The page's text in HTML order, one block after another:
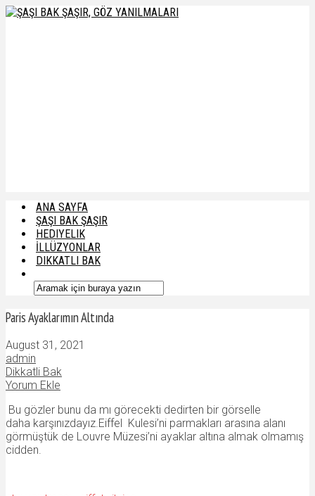
ANA SAYFA
ŞAŞI BAK ŞAŞIR
HEDIYELIK
İLLÜZYONLAR
DIKKATLI BAK
Paris Ayaklarımın Altında
August 31, 2021
admin
Dikkatli Bak
Yorum Ekle
Bu gözler bunu da mı görecekti dedirten bir görselle
daha karşınızdayız.Eiffel Kulesi’ni parmakları arasına alanı
görmüştük de Louvre Müzesi’ni ayaklar altına almak olmamış
cidden.